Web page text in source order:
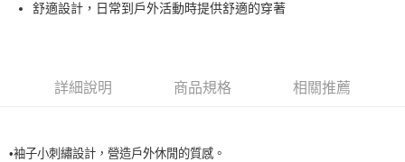
全家取貨付款<未取貨列黑名單/不支援離島取退>
每筆NT$60，滿NT$990(含以上)免運費
每筆NT$60，滿NT$990(含以上)免運費
舒適設計，日常到戶外活動時提供舒適的穿著
詳細說明 商品規格 相關推薦
•袖子小刺繡設計，營造戶外休閒的質感。